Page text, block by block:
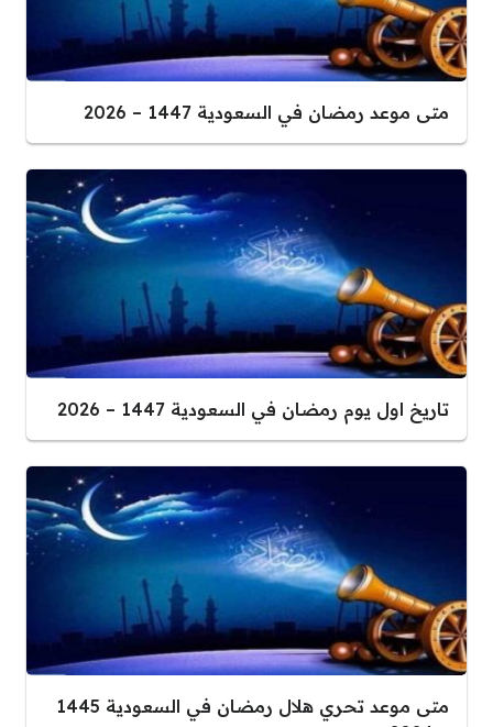
متى موعد رمضان في السعودية 1447 – 2026
تاريخ اول يوم رمضان في السعودية 1447 – 2026
متى موعد تحري هلال رمضان في السعودية 1445